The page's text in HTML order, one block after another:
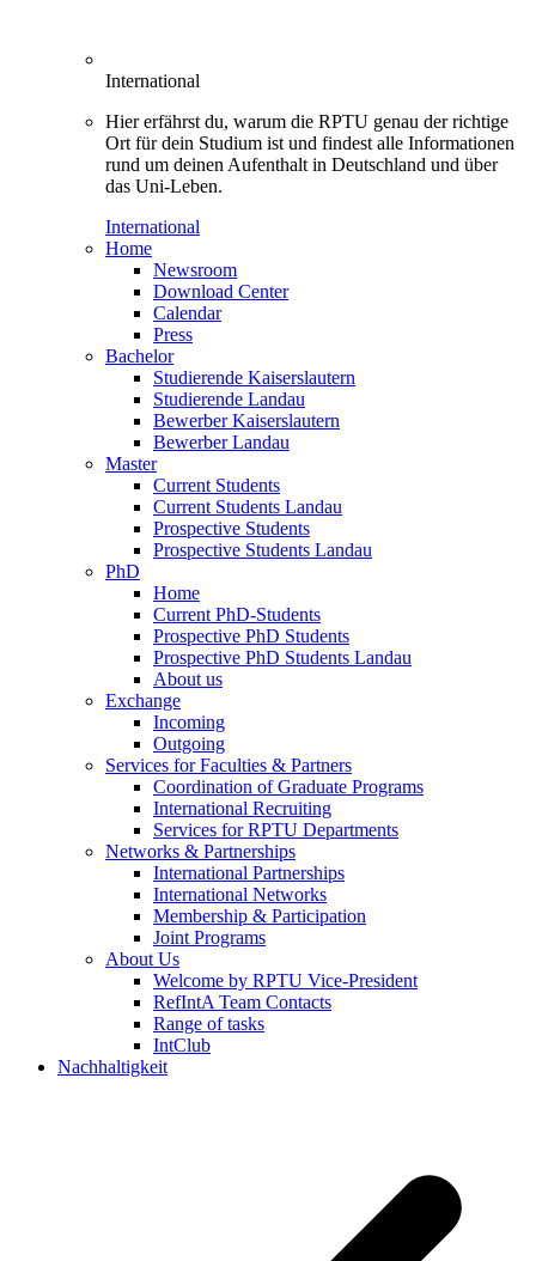
International
Hier erfährst du, warum die RPTU genau der richtige
Ort für dein Studium ist und findest alle Informationen
rund um deinen Aufenthalt in Deutschland und über
das Uni-Leben.
International
Home
Newsroom
Download Center
Calendar
Press
Bachelor
Studierende Kaiserslautern
Studierende Landau
Bewerber Kaiserslautern
Bewerber Landau
Master
Current Students
Current Students Landau
Prospective Students
Prospective Students Landau
PhD
Home
Current PhD-Students
Prospective PhD Students
Prospective PhD Students Landau
About us
Exchange
Incoming
Outgoing
Services for Faculties & Partners
Coordination of Graduate Programs
International Recruiting
Services for RPTU Departments
Networks & Partnerships
International Partnerships
International Networks
Membership & Participation
Joint Programs
About Us
Welcome by RPTU Vice-President
RefIntA Team Contacts
Range of tasks
IntClub
Nachhaltigkeit